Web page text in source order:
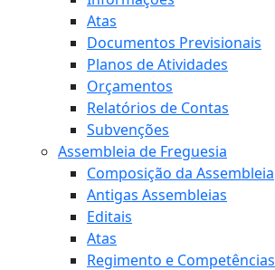
Atas
Documentos Previsionais
Planos de Atividades
Orçamentos
Relatórios de Contas
Subvenções
Assembleia de Freguesia
Composição da Assembleia
Antigas Assembleias
Editais
Atas
Regimento e Competências